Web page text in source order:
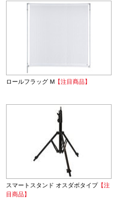
ロールフラッグ M 【注目商品】
スマートスタンド オスダボタイプ【注
目商品】